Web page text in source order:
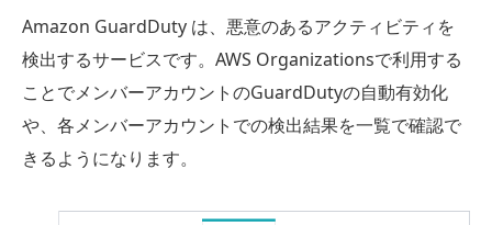
Amazon GuardDuty は、悪意のあるアクティビティを
検出するサービスです。 AWS Organizationsで利用する
ことでメンバーアカウントのGuardDutyの自動有効化
や、 各メンバーアカウントでの検出結果を一覧で確認で
きるようになります。